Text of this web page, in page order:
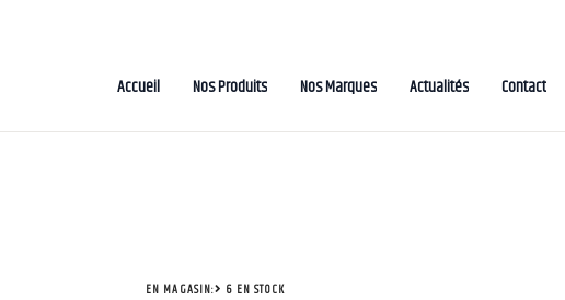
Accueil Nos Produits Nos Marques Actualités Contact
EN MAGASIN: 6 EN STOCK